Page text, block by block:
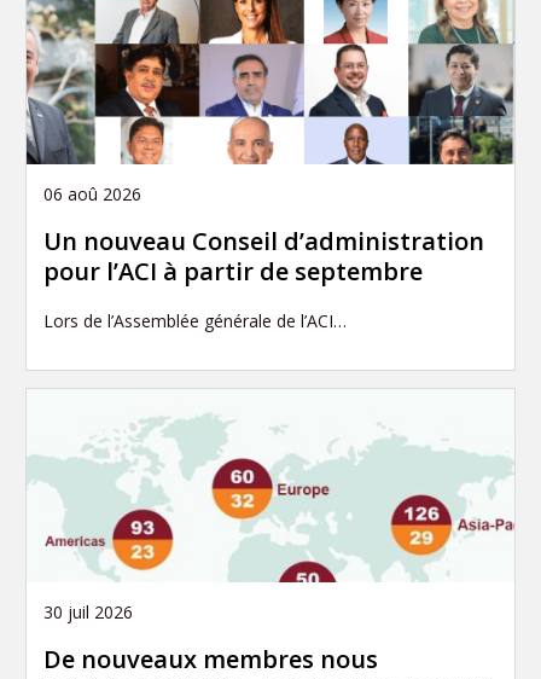
06 aoû 2026
Un nouveau Conseil d’administration
pour l’ACI à partir de septembre
Lors de l’Assemblée générale de l’ACI…
30 juil 2026
De nouveaux membres nous